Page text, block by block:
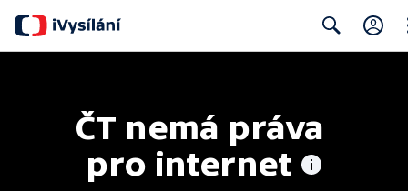
ČT nemá práva
pro internet